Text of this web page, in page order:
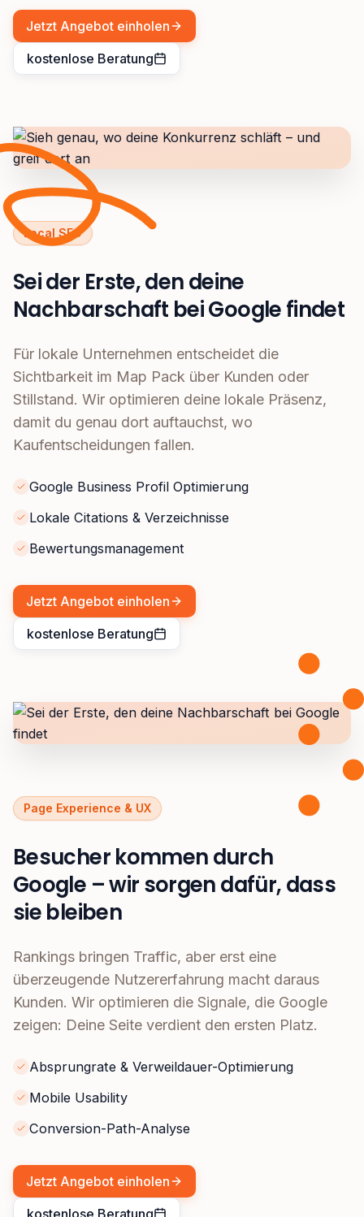
Jetzt Angebot einholen
kostenlose Beratung
Local SEO
Sei der Erste, den deine
Nachbarschaft bei Google findet
Für lokale Unternehmen entscheidet die
Sichtbarkeit im Map Pack über Kunden oder
Stillstand. Wir optimieren deine lokale Präsenz,
damit du genau dort auftauchst, wo
Kaufentscheidungen fallen.
Google Business Profil Optimierung
Lokale Citations & Verzeichnisse
Bewertungsmanagement
Jetzt Angebot einholen
kostenlose Beratung
Page Experience & UX
Besucher kommen durch
Google – wir sorgen dafür, dass
sie bleiben
Rankings bringen Traffic, aber erst eine
überzeugende Nutzererfahrung macht daraus
Kunden. Wir optimieren die Signale, die Google
zeigen: Deine Seite verdient den ersten Platz.
Absprungrate & Verweildauer-Optimierung
Mobile Usability
Conversion-Path-Analyse
Jetzt Angebot einholen